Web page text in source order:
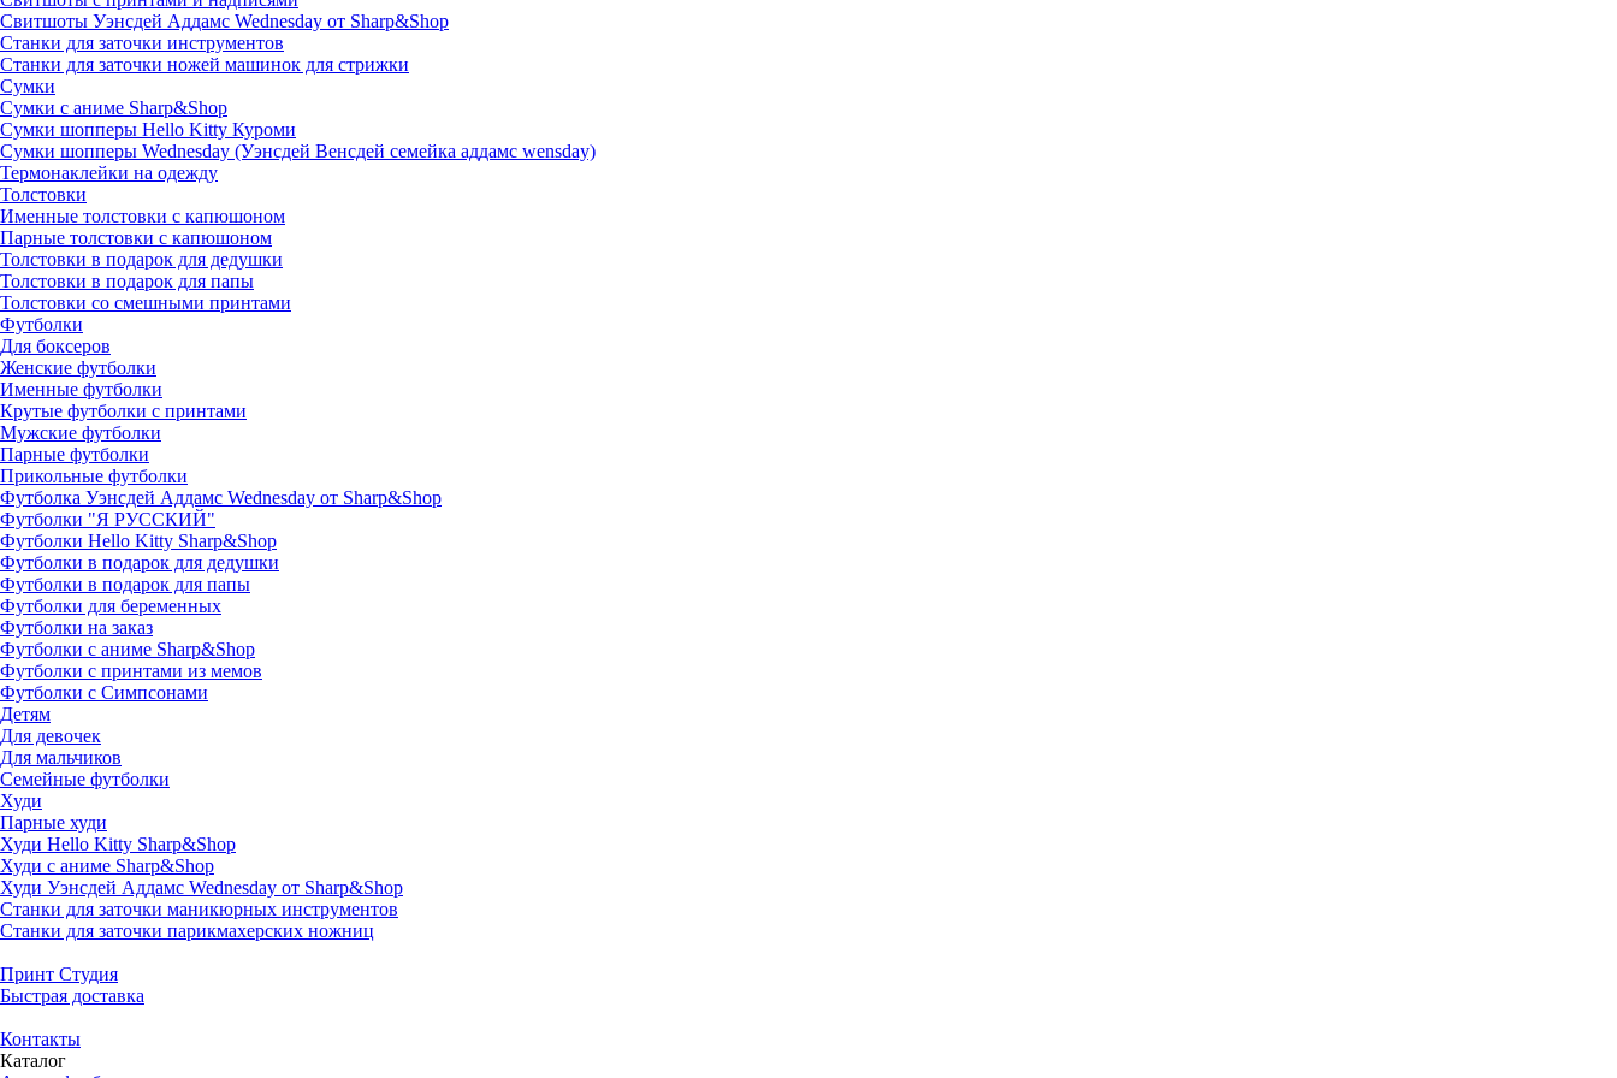
Свитшоты Уэнсдей Аддамс Wednesday от Sharp&Shop
Станки для заточки инструментов
Станки для заточки ножей машинок для стрижки
Сумки
Сумки с аниме Sharp&Shop
Сумки шопперы Hello Kitty Куроми
Сумки шопперы Wednesday (Уэнсдей Венсдей семейка аддамс wensday)
Термонаклейки на одежду
Толстовки
Именные толстовки с капюшоном
Парные толстовки с капюшоном
Толстовки в подарок для дедушки
Толстовки в подарок для папы
Толстовки со смешными принтами
Футболки
Для боксеров
Женские футболки
Именные футболки
Крутые футболки с принтами
Мужские футболки
Парные футболки
Прикольные футболки
Футболка Уэнсдей Аддамс Wednesday от Sharp&Shop
Футболки "Я РУССКИЙ"
Футболки Hello Kitty Sharp&Shop
Футболки в подарок для дедушки
Футболки в подарок для папы
Футболки для беременных
Футболки на заказ
Футболки с аниме Sharp&Shop
Футболки с принтами из мемов
Футболки с Симпсонами
Детям
Для девочек
Для мальчиков
Семейные футболки
Худи
Парные худи
Худи Hello Kitty Sharp&Shop
Худи с аниме Sharp&Shop
Худи Уэнсдей Аддамс Wednesday от Sharp&Shop
Станки для заточки маникюрных инструментов
Станки для заточки парикмахерских ножниц
Принт Студия
Быстрая доставка
Контакты
Каталог